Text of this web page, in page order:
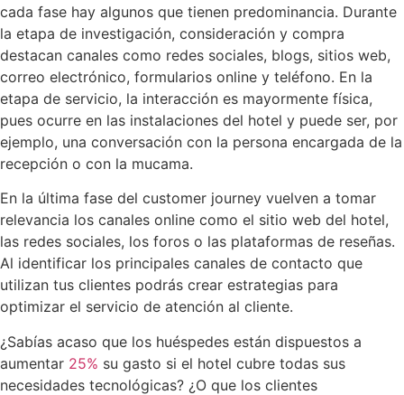
cada fase hay algunos que tienen predominancia. Durante
la etapa de investigación, consideración y compra
destacan canales como redes sociales, blogs, sitios web,
correo electrónico, formularios online y teléfono. En la
etapa de servicio, la interacción es mayormente física,
pues ocurre en las instalaciones del hotel y puede ser, por
ejemplo, una conversación con la persona encargada de la
recepción o con la mucama.
En la última fase del customer journey vuelven a tomar
relevancia los canales online como el sitio web del hotel,
las redes sociales, los foros o las plataformas de reseñas.
Al identificar los principales canales de contacto que
utilizan tus clientes podrás crear estrategias para
optimizar el servicio de atención al cliente.
¿Sabías acaso que los huéspedes están dispuestos a
aumentar 25% su gasto si el hotel cubre todas sus
necesidades tecnológicas? ¿O que los clientes